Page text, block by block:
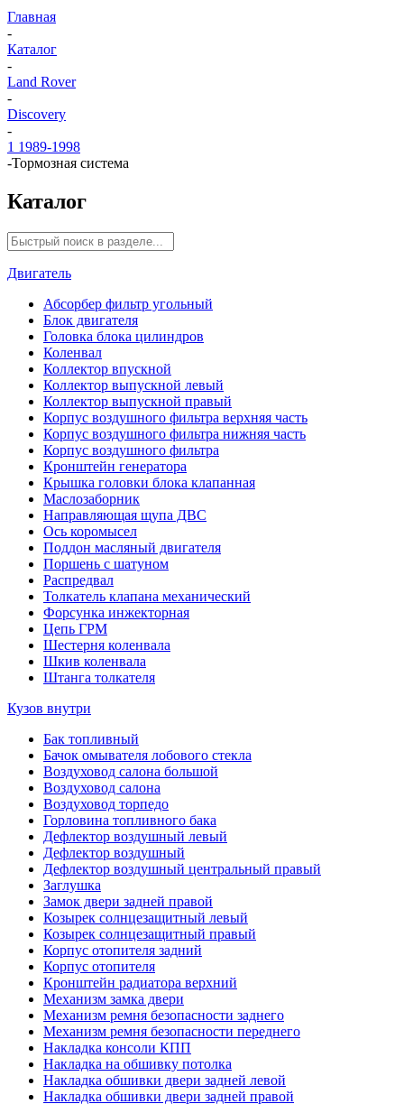
Главная
-
Каталог
-
Land Rover
-
Discovery
-
1 1989-1998
-Тормозная система
Каталог
Двигатель
Абсорбер фильтр угольный
Блок двигателя
Головка блока цилиндров
Коленвал
Коллектор впускной
Коллектор выпускной левый
Коллектор выпускной правый
Корпус воздушного фильтра верхняя часть
Корпус воздушного фильтра нижняя часть
Корпус воздушного фильтра
Кронштейн генератора
Крышка головки блока клапанная
Маслозаборник
Направляющая щупа ДВС
Ось коромысел
Поддон масляный двигателя
Поршень с шатуном
Распредвал
Толкатель клапана механический
Форсунка инжекторная
Цепь ГРМ
Шестерня коленвала
Шкив коленвала
Штанга толкателя
Кузов внутри
Бак топливный
Бачок омывателя лобового стекла
Воздуховод салона большой
Воздуховод салона
Воздуховод торпедо
Горловина топливного бака
Дефлектор воздушный левый
Дефлектор воздушный
Дефлектор воздушный центральный правый
Заглушка
Замок двери задней правой
Козырек солнцезащитный левый
Козырек солнцезащитный правый
Корпус отопителя задний
Корпус отопителя
Кронштейн радиатора верхний
Механизм замка двери
Механизм ремня безопасности заднего
Механизм ремня безопасности переднего
Накладка консоли КПП
Накладка на обшивку потолка
Накладка обшивки двери задней левой
Накладка обшивки двери задней правой